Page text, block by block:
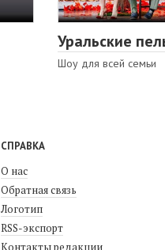
Уральские
Шоу для всей семьи
СПРАВКА
О нас
Обратная связь
Логотип
RSS-экспорт
Контакты редакции